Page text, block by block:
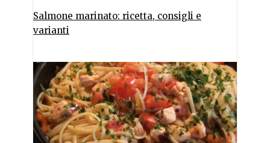
Salmone marinato: ricetta, consigli e
varianti